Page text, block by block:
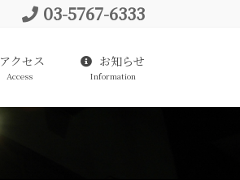
03-5767-6333
アクセス
Access
お知らせ
Information